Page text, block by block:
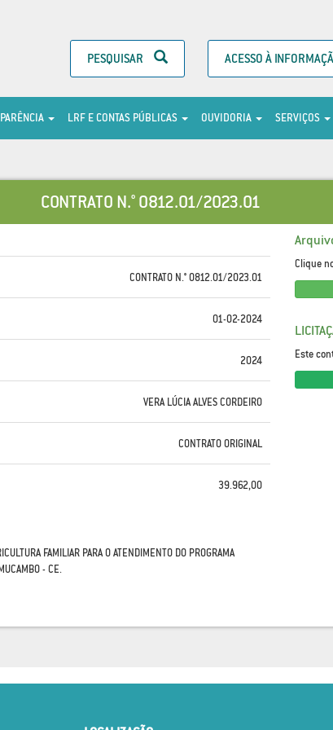
PESQUISAR ACESSO À
LRF E CONTAS PÚBLICAS OUVIDORIA SERVIÇOS
CONTRATO N.° 0812.01/2023.01
CONTRATO N.° 0812.01/2023.01
01-02-2024
2024
VERA LÚCIA ALVES CORDEIRO
CONTRATO ORIGINAL
39.962,00
FAMILIAR PARA O ATENDIMENTO DO PROGRAMA
- CE.
Clique
Este